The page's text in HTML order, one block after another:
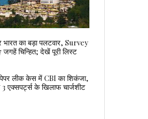
का बड़ा पलटवार, Survey
चिन्हित; देखें पूरी लिस्ट
लीक केस में CBI का शिकंजा,
एक्सपर्ट्स के खिलाफ चार्जशीट